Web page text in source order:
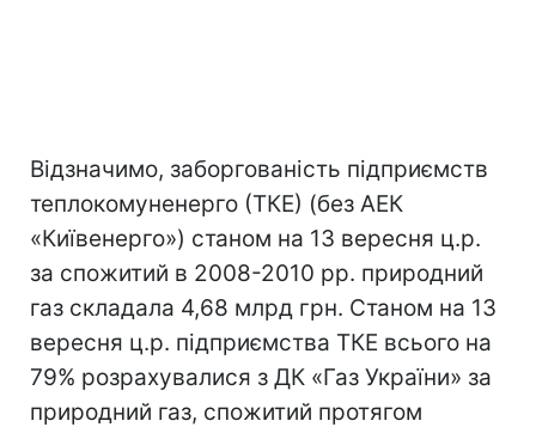
Відзначимо, заборгованість підприємств
теплокомуненерго (ТКЕ) (без АЕК
«Київенерго») станом на 13 вересня ц.р.
за спожитий в 2008-2010 рр. природний
газ складала 4,68 млрд грн. Станом на 13
вересня ц.р. підприємства ТКЕ всього на
79% розрахувалися з ДК «Газ України» за
природний газ, спожитий протягом